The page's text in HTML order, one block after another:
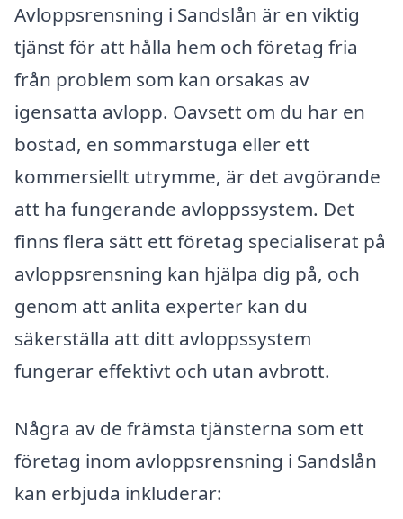
Avloppsrensning i Sandslån är en viktig
tjänst för att hålla hem och företag fria
från problem som kan orsakas av
igensatta avlopp. Oavsett om du har en
bostad, en sommarstuga eller ett
kommersiellt utrymme, är det avgörande
att ha fungerande avloppssystem. Det
finns flera sätt ett företag specialiserat på
avloppsrensning kan hjälpa dig på, och
genom att anlita experter kan du
säkerställa att ditt avloppssystem
fungerar effektivt och utan avbrott.
Några av de främsta tjänsterna som ett
företag inom avloppsrensning i Sandslån
kan erbjuda inkluderar: